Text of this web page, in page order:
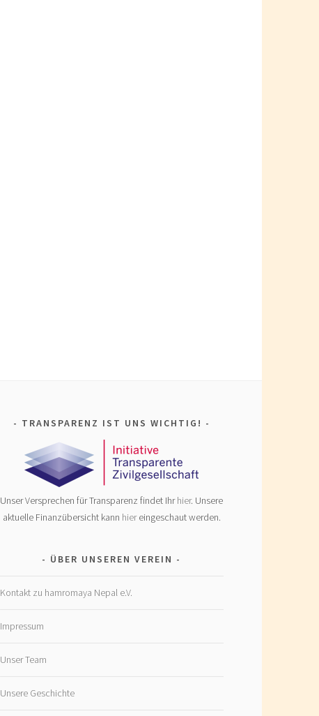
TRANSPARENZ IST UNS WICHTIG!
Unser Versprechen für Transparenz findet Ihrhier. Unsere
aktuelle Finanzübersicht kann hiereingeschaut werden.
ÜBER UNSEREN VEREIN
Kontakt zu hamromaya Nepal e.V.
Impressum
Unser Team
Unsere Geschichte